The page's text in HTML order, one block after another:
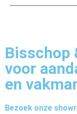
Bisschop
voor
en
Bezoek onze